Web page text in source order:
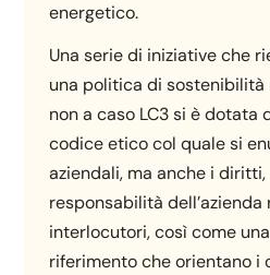
energetico.
Una serie di iniziative che
una politica di sostenibilità
non a caso LC3 si è dotata
codice etico col quale si
aziendali, ma anche i
responsabilità
interlocutori, così come
riferimento che orientano i